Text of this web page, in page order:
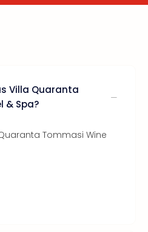
Villa Quaranta
& Spa?
Tommasi Wine